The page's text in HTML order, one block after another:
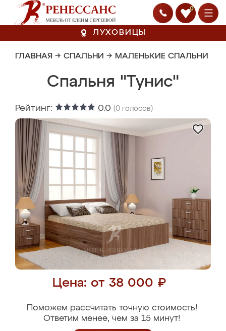
0
ЛУХОВИЦЫ
ГЛАВНАЯ → СПАЛЬНИ → МАЛЕНЬКИЕ СПАЛЬНИ
Спальня "Тунис"
Рейтинг: 0.0 (0 голосов)
Цена: от 38 000 ₽
Поможем рассчитать точную стоимость!
Ответим менее, чем за 15 минут!